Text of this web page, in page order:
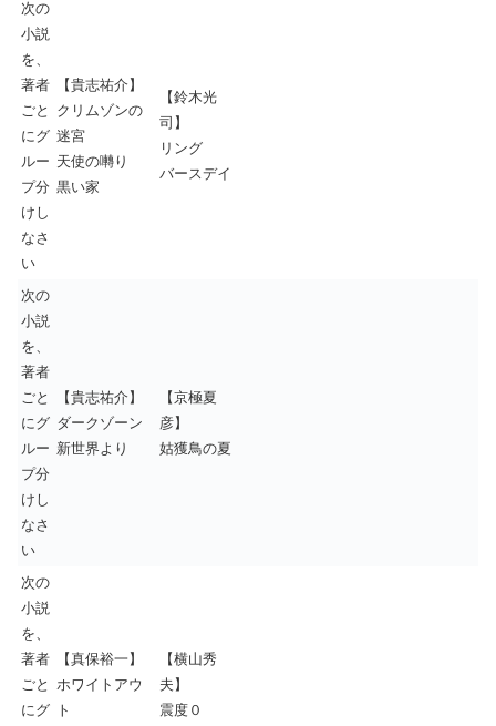
次の
小説
を、
著者
ごと
にグ
ルー
プ分
けし
なさ
い
【貴志祐介】
クリムゾンの
迷宮
天使の囀り
黒い家
【鈴木光
司】
リング
バースデイ
次の
小説
を、
著者
ごと
にグ
ルー
プ分
けし
なさ
い
【貴志祐介】
ダークゾーン
新世界より
【京極夏
彦】
姑獲鳥の夏
次の
小説
を、
著者
ごと
にグ
【真保裕一】
ホワイトアウ
ト
【横山秀
夫】
震度０